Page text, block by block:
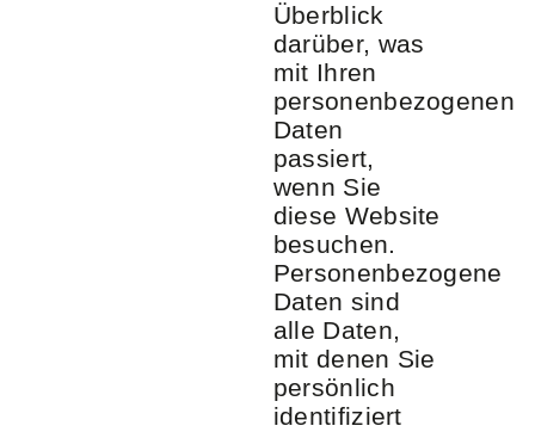
Überblick
darüber, was
mit Ihren
personenbezogenen
Daten
passiert,
wenn Sie
diese Website
besuchen.
Personenbezogene
Daten sind
alle Daten,
mit denen Sie
persönlich
identifiziert